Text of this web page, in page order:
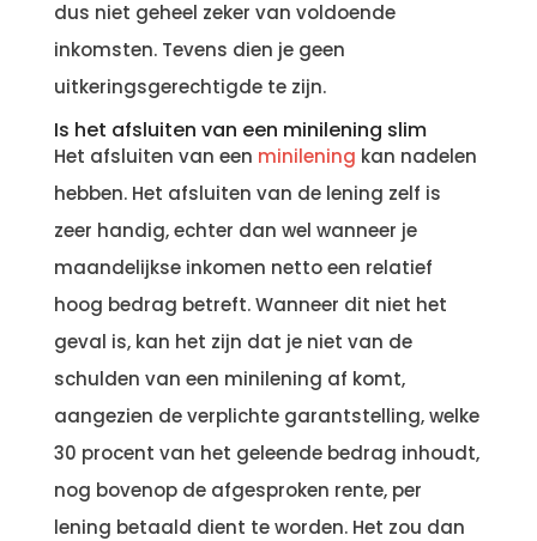
dus niet geheel zeker van voldoende
inkomsten. Tevens dien je geen
uitkeringsgerechtigde te zijn.
Is het afsluiten van een minilening slim
Het afsluiten van een minilening kan nadelen
hebben. Het afsluiten van de lening zelf is
zeer handig, echter dan wel wanneer je
maandelijkse inkomen netto een relatief
hoog bedrag betreft. Wanneer dit niet het
geval is, kan het zijn dat je niet van de
schulden van een minilening af komt,
aangezien de verplichte garantstelling, welke
30 procent van het geleende bedrag inhoudt,
nog bovenop de afgesproken rente, per
lening betaald dient te worden. Het zou dan